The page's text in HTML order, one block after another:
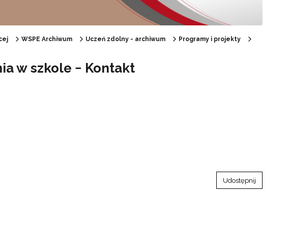
WSPE Archiwum Uczeń zdolny - archiwum
Programy i projekty
w szkole − Kontakt
Udostępnij